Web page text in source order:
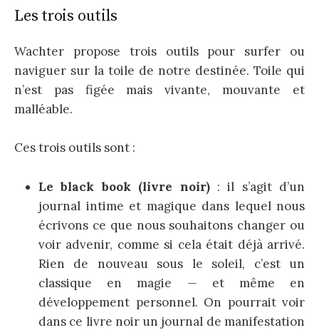
Les trois outils
Wachter propose trois outils pour surfer ou
naviguer sur la toile de notre destinée. Toile qui
n’est pas figée mais vivante, mouvante et
malléable.
Ces trois outils sont :
Le black book (livre noir): il s’agit d’un
journal intime et magique dans lequel nous
écrivons ce que nous souhaitons changer ou
voir advenir, comme si cela était déjà arrivé.
Rien de nouveau sous le soleil, c’est un
classique en magie — et même en
développement personnel. On pourrait voir
dans ce livre noir un journal de manifestation